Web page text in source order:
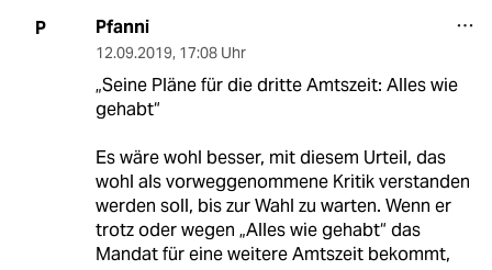
P Pfanni
12.09.2019, 17:08 Uhr
„Seine Pläne für die dritte Amtszeit: Alles wie
gehabt“
Es wäre wohl besser, mit diesem Urteil, das
wohl als vorweggenommene Kritik verstanden
werden soll, bis zur Wahl zu warten. Wenn er
trotz oder wegen „Alles wie gehabt“ das
Mandat für eine weitere Amtszeit bekommt,